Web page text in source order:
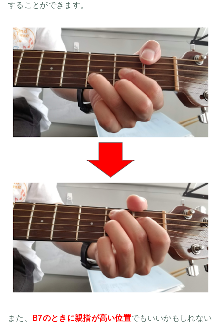
することができます。
また、 B7のときに親指が高い位置でもいいかもしれない